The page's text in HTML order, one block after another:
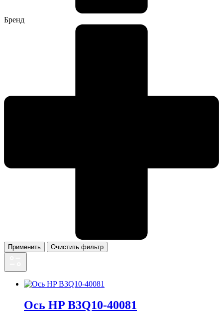
Бренд
Применить Очистить фильтр
Ось HP B3Q10-40081